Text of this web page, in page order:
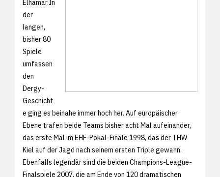
Elhamar.In
der
langen,
bisher 80
Spiele
umfassen
den
Dergy-
Geschicht
e ging es beinahe immer hoch her. Auf europäischer
Ebene trafen beide Teams bisher acht Mal aufeinander,
das erste Mal im EHF-Pokal-Finale 1998, das der THW
Kiel auf der Jagd nach seinem ersten Triple gewann.
Ebenfalls legendär sind die beiden Champions-League-
Finalspiele 2007, die am Ende von 120 dramatischen